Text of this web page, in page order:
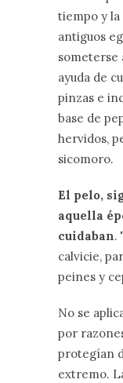
tiempo y la
antiguos
someterse
ayuda de
pinzas e
base de
hervidos,
sicomoro.
El pelo,
aquella
cuidaban.
calvicie,
peines y
No se
por
protegían
extremo.